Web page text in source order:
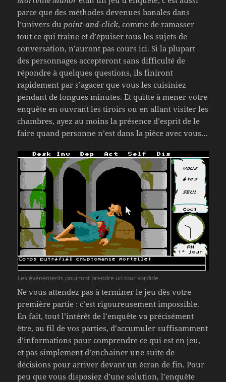
parce que des méthodes devenues banales dans
l’univers du point-and-click, comme de ramasser
tout ce qui traine et d’épuiser tous les sujets de
conversation, n’auront pas cours ici. Si la plupart
des personnages accepteront sans difficulté de
répondre à quelques questions, ils finiront
rapidement par s’agacer que vous les cuisiniez
pendant de longues minutes. Et quitte à mener votre
enquête en ouvrant les tiroirs ou en allant visiter les
chambres, ayez au moins la présence d’esprit de le
faire quand personne n’est dans la pièce avec vous…
Les événements pourront prendre un tour sordide
Ne vous attendez pas à terminer le jeu dès votre
première partie : c’est rigoureusement impossible.
En fait, tout l’intérêt de l’enquête va précisément
être, au fil de vos parties, d’accumuler suffisamment
d’informations pour comprendre ce qui est en jeu,
et pas simplement d’enchainer une suite de
décisions pour arriver devant un écran de fin. Pour
peu que vous disposiez d’une solution, l’enquête